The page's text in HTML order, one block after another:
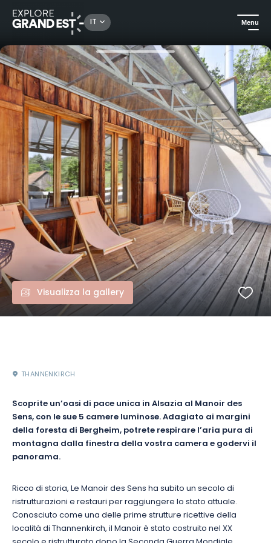
IT Menu
Bed and breakfast Pernottamento e prima colazione al Manoir des Sens in Alsazia
Visualizza la gallery
THANNENKIRCH
Scoprite un’oasi di pace unica in Alsazia al Manoir des
Sens, con le sue 5 camere luminose.Adagiato ai margini
della foresta di Bergheim, potrete respirare l’aria pura di
montagna dalla finestra della vostra camera e godervi il
panorama.
Ricco di storia, Le Manoir des Sens ha subito un secolo di
ristrutturazioni e restauri per raggiungere lo stato attuale.
Conosciuto come una delle prime strutture ricettive della
località di Thannenkirch, il Manoir è stato costruito nel XX